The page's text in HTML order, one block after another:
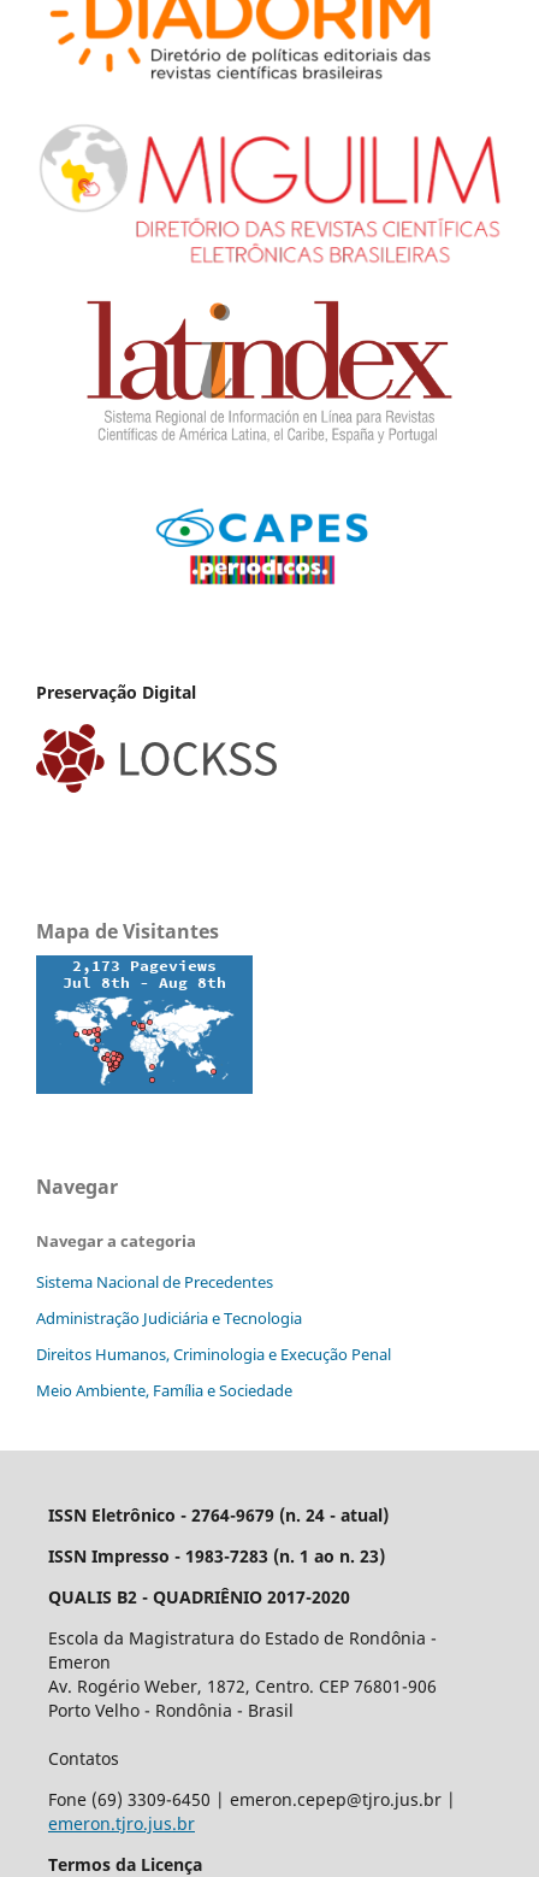
Preservação Digital
Mapa de Visitantes
Navegar
Navegar a categoria
Sistema Nacional de Precedentes
Administração Judiciária e Tecnologia
Direitos Humanos, Criminologia e Execução Penal
Meio Ambiente, Família e Sociedade
ISSN Eletrônico - 2764-9679 (n. 24 - atual)
ISSN Impresso - 1983-7283 (n. 1 ao n. 23)
QUALIS B2 - QUADRIÊNIO 2017-2020
Escola da Magistratura do Estado de Rondônia -
Emeron
Av. Rogério Weber, 1872, Centro. CEP 76801-906
Porto Velho - Rondônia - Brasil
Contatos
Fone (69) 3309-6450 | emeron.cepep@tjro.jus.br |
emeron.tjro.jus.br
Termos da Licença